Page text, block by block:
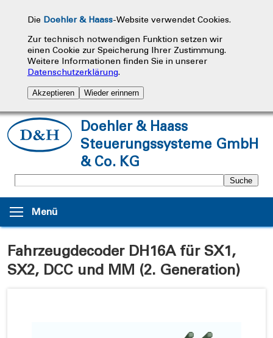
Die Doehler & Haass-Website verwendet Cookies.
Zur technisch notwendigen Funktion setzen wir
einen Cookie zur Speicherung Ihrer Zustimmung.
Weitere Informationen finden Sie in unserer
Datenschutzerklärung.
Akzeptieren Wieder erinnern
Doehler & Haass
Steuerungssysteme GmbH
& Co. KG
Menü
Fahrzeugdecoder DH16A für SX1,
SX2, DCC und MM (2. Generation)